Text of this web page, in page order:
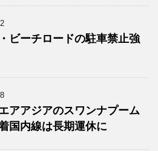
ビーチロードの駐車禁止強
アアジアのスワンナプーム
国内線は長期運休に